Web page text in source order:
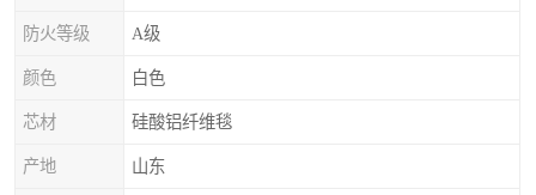
防火等级 A级
颜色 白色
芯材 硅酸铝纤维毯
产地 山东